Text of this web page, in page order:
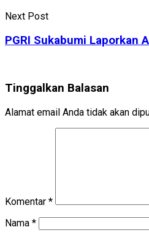
Next Post
PGRI Sukabumi Laporkan
Tinggalkan Balasan
Alamat email Anda tidak akan
Komentar *
Nama *